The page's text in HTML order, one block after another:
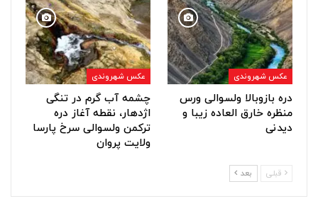
عکس شهروندی
دره بازوبالا ولسوالی ورس
منظره خارق العاده زیبا و
دیدنی
عکس شهروندی
چشمه آب گرم در تنگی
اژدهار، نقطه آغاز دره
ترکمن ولسوالی سرخ پارسا
ولایت پروان
قبلی بعد